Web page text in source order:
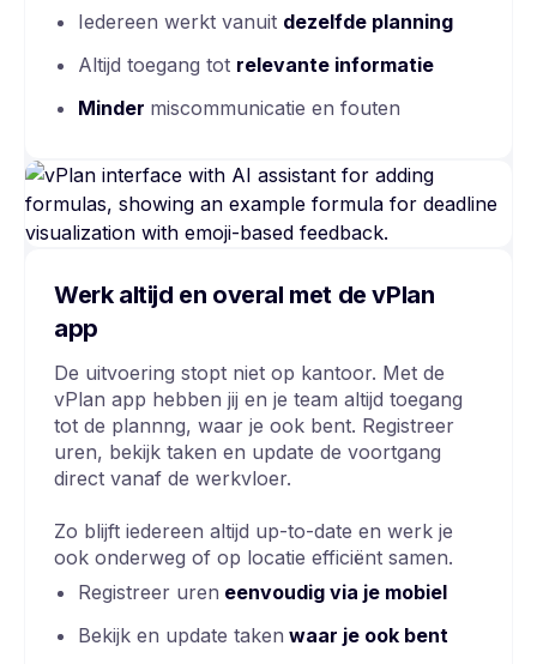
Iedereen werkt vanuit dezelfde planning
Altijd toegang tot relevante informatie
Minder miscommunicatie en fouten
Werk altijd en overal met de vPlan
app
De uitvoering stopt niet op kantoor. Met de
vPlan app hebben jij en je team altijd toegang
tot de plannng, waar je ook bent. Registreer
uren, bekijk taken en update de voortgang
direct vanaf de werkvloer.
Zo blijft iedereen altijd up-to-date en werk je
ook onderweg of op locatie efficiënt samen.
Registreer uren eenvoudig via je mobiel
Bekijk en update taken waar je ook bent